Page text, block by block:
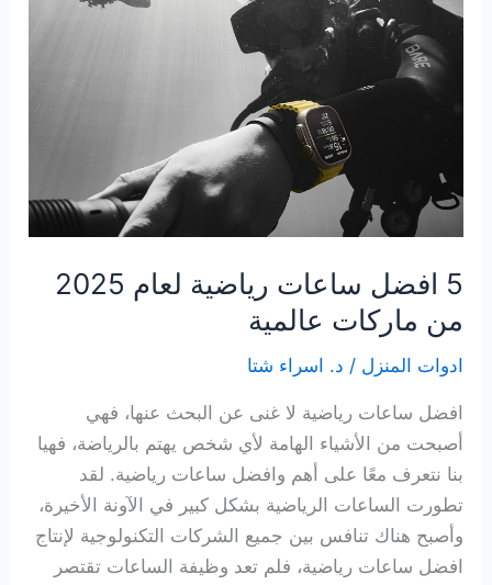
لمهام
المنزل
بسهولة
5 افضل ساعات رياضية لعام 2025
من ماركات عالمية
ادوات المنزل / د. اسراء شتا
افضل ساعات رياضية لا غنى عن البحث عنها، فهي
أصبحت من الأشياء الهامة لأي شخص يهتم بالرياضة، فهيا
بنا نتعرف معًا على أهم وافضل ساعات رياضية. لقد
تطورت الساعات الرياضية بشكل كبير في الآونة الأخيرة،
وأصبح هناك تنافس بين جميع الشركات التكنولوجية لإنتاج
افضل ساعات رياضية، فلم تعد وظيفة الساعات تقتصر